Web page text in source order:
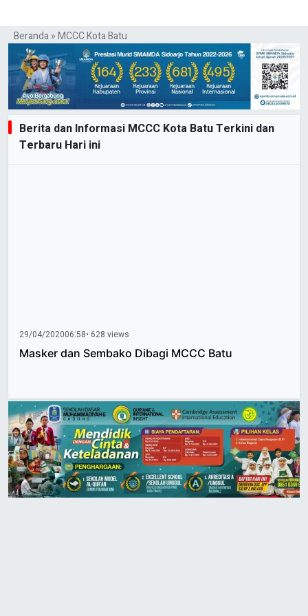
Beranda»MCCC Kota Batu
Berita dan Informasi MCCC Kota Batu Terkini dan
Terbaru Hari ini
29/04/202006:58• 628 views
Masker dan Sembako Dibagi MCCC Batu